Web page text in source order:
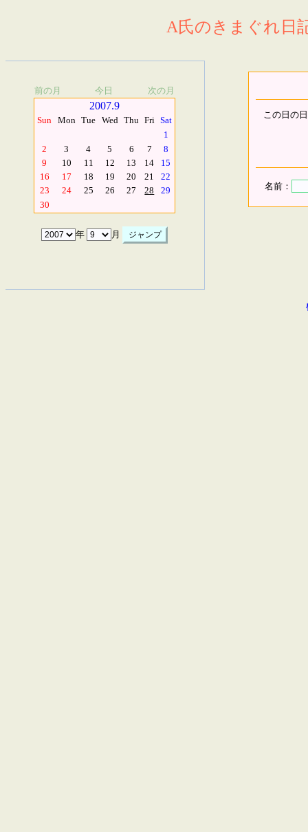
A氏のきまぐれ日
前の月 今日 次の月
2007.9
Sun Mon Tue Wed Thu Fri Sat
1
2
3 4 5 6 7
8
9
10 11 12 13 14
15
16
17 18 19 20 21
22
23
24 25 26 27 28
29
30
年 月
この日の
名前：